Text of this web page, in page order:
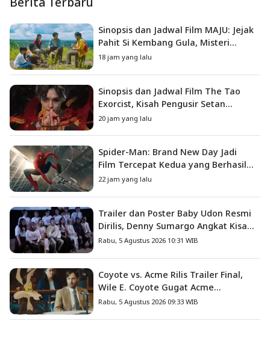
Sinopsis dan Jadwal Film MAJU: Jejak
Pahit Si Kembang Gula, Misteri
Hilangnya Bagas di Lokasi Jambore
18 jam yang lalu
Sinopsis dan Jadwal Film The Tao
Exorcist, Kisah Pengusir Setan
Melawan Kutukan Mematikan
20 jam yang lalu
Spider-Man: Brand New Day Jadi
Film Tercepat Kedua yang Berhasil
Tembus US$1 Miliar
22 jam yang lalu
Trailer dan Poster Baby Udon Resmi
Dirilis, Denny Sumargo Angkat Kisah
Nyata Fanny Kondoh
Rabu, 5 Agustus 2026 10:31 WIB
Coyote vs. Acme Rilis Trailer Final,
Wile E. Coyote Gugat Acme
Corporation ke Pengadilan
Rabu, 5 Agustus 2026 09:33 WIB